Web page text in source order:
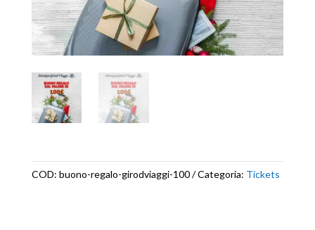
COD: buono-regalo-girodviaggi-100 Categoria: Tickets